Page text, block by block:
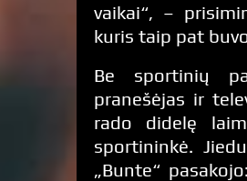
vaikai“, –
kuris taip pat
Be sportinių
pranešėjas ir
rado didelę
sportininkė.
„Bunte“